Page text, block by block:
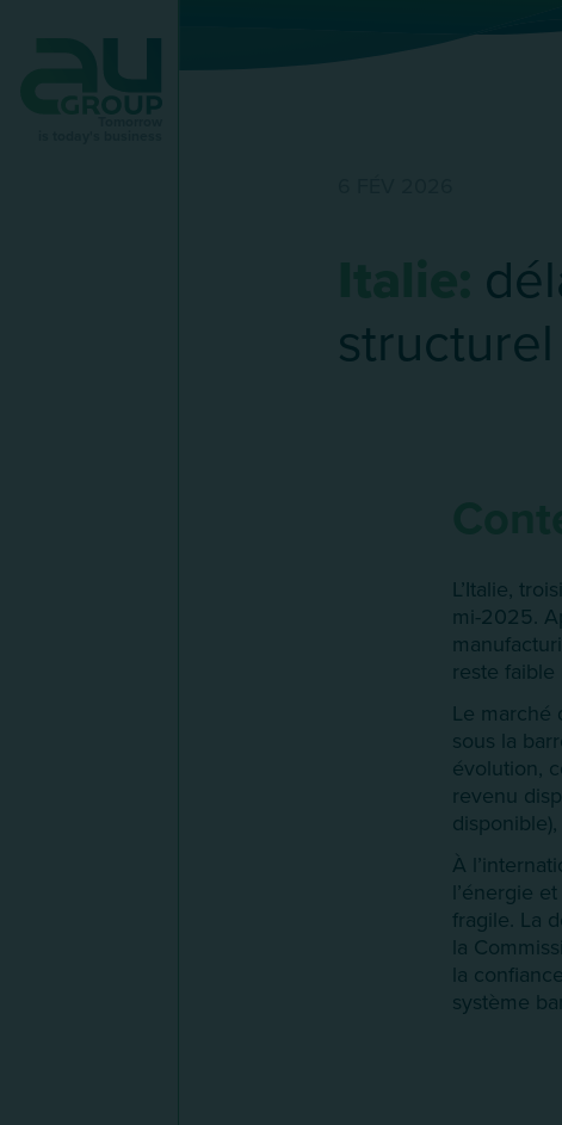
Tomorrow
L’Italie,
mi-2025.
reste faible
Le marché
sous la
évolution,
revenu
À
l’énergie
fragile. La
la
la
système